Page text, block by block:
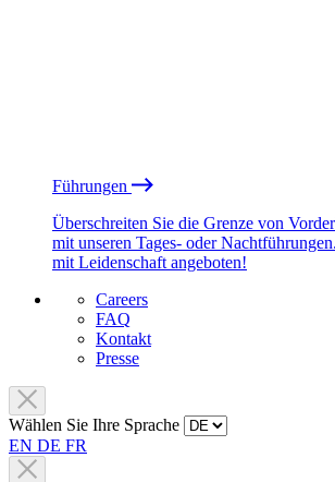
Führungen
Überschreiten Sie die Grenze von
mit unseren Tages- oder
mit Leidenschaft angeboten!
Careers
FAQ
Kontakt
Presse
Wählen Sie Ihre Sprache
EN DE FR